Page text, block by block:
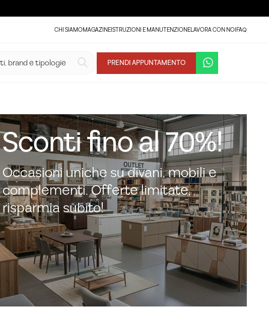
CHI SIAMOMAGAZINEISTRUZIONI E MANUTENZIONELAVORA CON NOIFAQ
PRENDI APPUNTAMENTO
Sconti fino al 70%!
Occasioni uniche su divani, mobili e
complementi. Offerte limitate,
risparmia subito!